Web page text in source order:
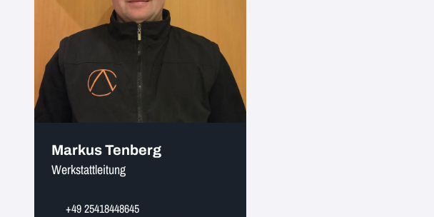
Markus Tenberg
Werkstattleitung
+49 25418448645